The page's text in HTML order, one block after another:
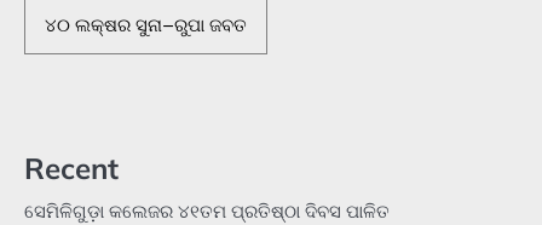
୪୦ ଲକ୍ଷର ସୁନା–ରୁପା ଜବତ
Recent
ସେମିଳିଗୁଡ଼ା କଲେଜର ୪୧ତମ ପ୍ରତିଷ୍ଠା ଦିବସ ପାଳିତ